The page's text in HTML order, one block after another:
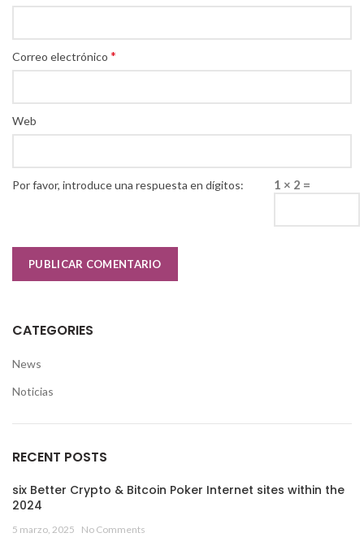
Correo electrónico *
Web
Por favor, introduce una respuesta en dígitos: 1 × 2 =
CATEGORIES
News
Noticias
RECENT POSTS
six Better Crypto & Bitcoin Poker Internet sites within the
2024
5 marzo, 2025 No Comments